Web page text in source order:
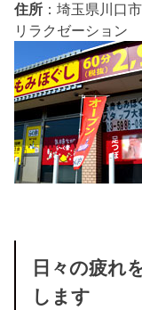
住所 ：埼玉県川口
リラクゼーション
日々の疲れ
します